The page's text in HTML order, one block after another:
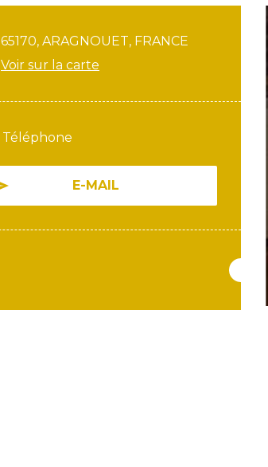
65170, ARAGNOUET, FRANCE
Voir sur la carte
Téléphone
E-MAIL